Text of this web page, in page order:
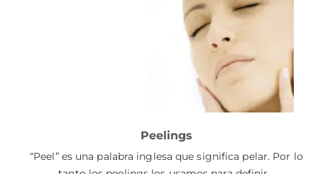
Peelings
“Peel” es una palabra inglesa que significa pelar. Por lo